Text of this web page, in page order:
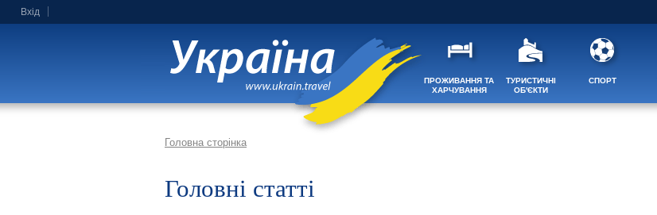
Вхід
ПРОЖИВАННЯ ТА
ХАРЧУВАННЯ
ТУРИСТИЧНІ
ОБ'ЄКТИ
СПОРТ
Головна сторінка
Головні статті